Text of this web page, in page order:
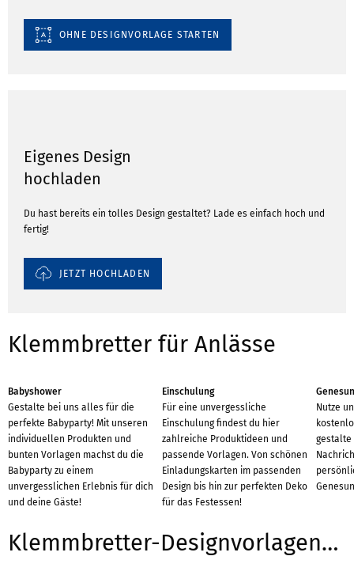
OHNE DESIGNVORLAGE STARTEN
Eigenes Design
hochladen
Du hast bereits ein tolles Design gestaltet? Lade es einfach hoch und
fertig!
JETZT HOCHLADEN
Klemmbretter für Anlässe
Babyshower
Gestalte bei uns alles für die
perfekte Babyparty! Mit unseren
individuellen Produkten und
bunten Vorlagen machst du die
Babyparty zu einem
unvergesslichen Erlebnis für dich
und deine Gäste!
Einschulung
Für eine unvergessliche
Einschulung findest du hier
zahlreiche Produktideen und
passende Vorlagen. Von schönen
Einladungskarten im passenden
Design bis hin zur perfekten Deko
für das Festessen!
Nutze
gestalte
Klemmbretter-Designvorlagen für Branchen